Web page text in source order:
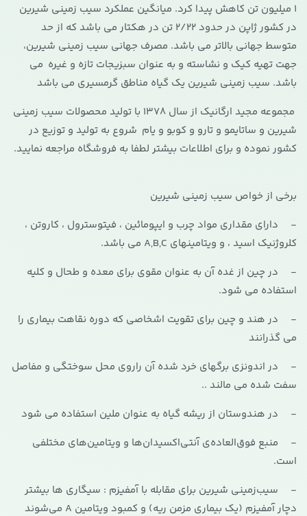
1 میلیون تن کاهش پیدا کرد. میانگین عملکرد سیب زمینی شیرین
در کشور ژاپن در حدود 2/22 تن در هکتار می باشد که از حد
متوسط جهانی بالاتر می باشد. مصرف جهانی سیب زمینی شیرین،
جهت تهیه کیک و نشاسته و به عنوان سبزیجات تازه و غیره می
باشد. سیب زمینی شیرین یک گیاه مناطق گرمسیری می باشد
مجموعه مجید ارگانیک از سال 1378 با تولید محصولات سیب زمینی
شیرین و ساتایمو و تارو و کوبو و یام شروع به تولید و توزیع در
کشور نموده و برای اطلاعات بیشتر لطفا به فروشگاه مراجعه نمایید.
برخی از خواص سیب زمینی شیرین
- دارای مقداری مواد چرب و ایپومائین ، فیتوسترول ، کاروتن ،
کلروژنیک اسید ، و ویتامینهای A,B,C می باشد.
- در چین از غده آن به عنوان مقوی برای معده و طحال و کلیه
استفاده می شود.
- در هند و چین برای تقویت اشخاصی که دوره نقاهت بیماری را
می گذرانند
- در اندونزی برگهای خرد شده آن راروی محل سوختگی و مفاصل
سفت شده می مالند ..
- در هندوستان از ریشه گیاه به عنوان ملین استفاده می شود
- منبع فوق‌العاده‌ی آنتی‌اکسیدان‌ها و ویتامین‌های مختلفی
است.
- سیب‌زمینی شیرین برای مقابله با آمفیزم : سیگاری ها بیشتر
دچار آمفیزم (یک بیماری مزمن ریه) و کمبود ویتامین A می‌شوند